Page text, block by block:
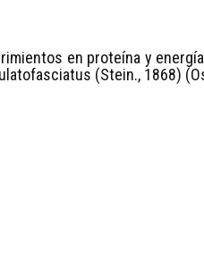
en proteína y
(Stein., 1868)